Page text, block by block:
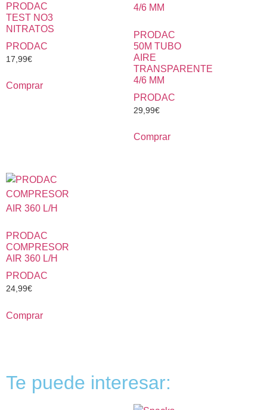
PRODAC
TEST NO3
NITRATOS
PRODAC
17,99€
Comprar
PRODAC
50M TUBO
AIRE
TRANSPARENTE
4/6 MM
PRODAC
29,99€
Comprar
PRODAC
COMPRESOR
AIR 360 L/H
PRODAC
24,99€
Comprar
Te puede interesar: